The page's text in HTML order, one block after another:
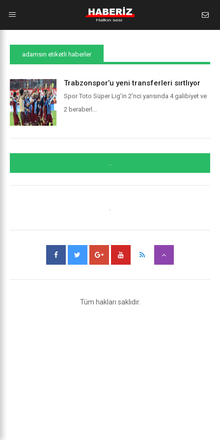
adamsın etiketli haberler
Trabzonspor’u yeni transferleri sırtlıyor
Spor Toto Süper Lig’in 2’nci yarısında 4 galibiyet ve
2 beraberl...
...
Tüm hakları saklıdır.